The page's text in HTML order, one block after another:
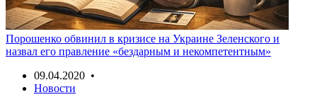
Порошенко обвинил в кризисе на Украине Зеленского и
назвал его правление «бездарным и некомпетентным»
09.04.2020 •
Новости